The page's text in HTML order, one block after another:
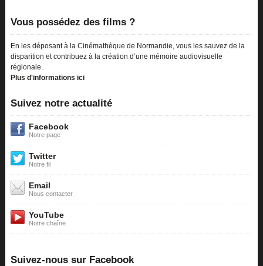
Vous possédez des films ?
En les déposant à la Cinémathèque de Normandie, vous les sauvez de la
disparition et contribuez à la création d’une mémoire audiovisuelle
régionale.
Plus d'informations ici
Suivez notre actualité
Facebook
Notre page
Twitter
Notre fil
Email
Nous contacter
YouTube
Notre chaîne
Suivez-nous sur Facebook